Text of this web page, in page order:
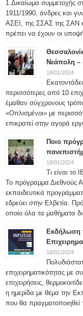
1.Δικαίωμα συμμετοχής
1911/1990, άνδρες και
ΑΣΕΙ, της ΣΣΑΣ της ΣΑΝ
πρέπει να έχουν οι
Νεάπολη –
18/01/2024
περισσότερες από 10
έμαθαν σύγχρονους
«Οπλισμένοι» με
επικρατεί στην αγορά
Ποιο
18/01/2024
Τι είναι το
Το πρόγραμμα Διεθνούς
εκπαιδευτικά
εδρεύει στην Ελβετία.
οποίο όλα τα μαθήματα
Εκδήλωση
18/01/2024
επιχειρηματικότητας με
επιχειρήσεις,
η ημερίδα με θέμα την
που θα